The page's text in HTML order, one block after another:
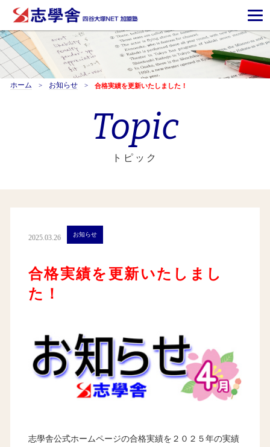
ホーム お知らせ 合格実績を更新いたしました！
Topic
トピック
2025.03.26 お知らせ
合格実績を更新いたしまし
た！
志學舎公式ホームページの合格実績を２０２５年の実績